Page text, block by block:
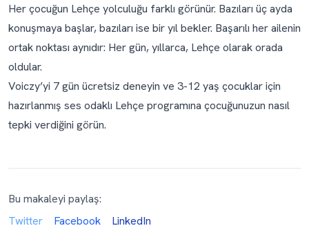
Her çocuğun Lehçe yolculuğu farklı görünür. Bazıları üç ayda
konuşmaya başlar, bazıları ise bir yıl bekler. Başarılı her ailenin
ortak noktası aynıdır: Her gün, yıllarca, Lehçe olarak orada
oldular.
Voiczy’yi 7 gün ücretsiz deneyin ve 3-12 yaş çocuklar için
hazırlanmış ses odaklı Lehçe programına çocuğunuzun nasıl
tepki verdiğini görün.
Bu makaleyi paylaş:
Twitter
Facebook LinkedIn